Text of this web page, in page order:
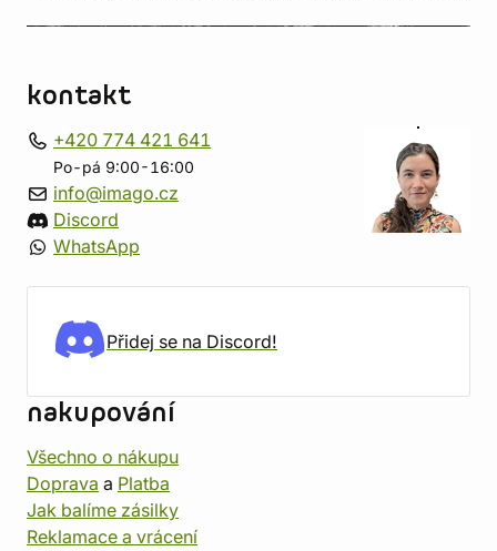
kontakt
+420 774 421 641
Po-pá 9:00-16:00
info@imago.cz
Discord
WhatsApp
Přidej se na Discord!
nakupování
Všechno o nákupu
Doprava a Platba
Jak balíme zásilky
Reklamace a vrácení